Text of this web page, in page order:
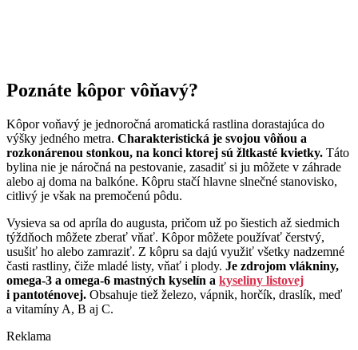
Poznáte kôpor vôňavý?
Kôpor voňavý je jednoročná aromatická rastlina dorastajúca do
výšky jedného metra. Charakteristická je svojou vôňou a
rozkonárenou stonkou, na konci ktorej sú žltkasté kvietky. Táto
bylina nie je náročná na pestovanie, zasadiť si ju môžete v záhrade
alebo aj doma na balkóne. Kôpru stačí hlavne slnečné stanovisko,
citlivý je však na premočenú pôdu.
Vysieva sa od apríla do augusta, pričom už po šiestich až siedmich
týždňoch môžete zberať vňať. Kôpor môžete používať čerstvý,
usušiť ho alebo zamraziť. Z kôpru sa dajú využiť všetky nadzemné
časti rastliny, čiže mladé listy, vňať i plody. Je zdrojom vlákniny,
omega-3 a omega-6 mastných kyselín a kyseliny listovej
i pantoténovej. Obsahuje tiež železo, vápnik, horčík, draslík, meď
a vitamíny A, B aj C.
Reklama